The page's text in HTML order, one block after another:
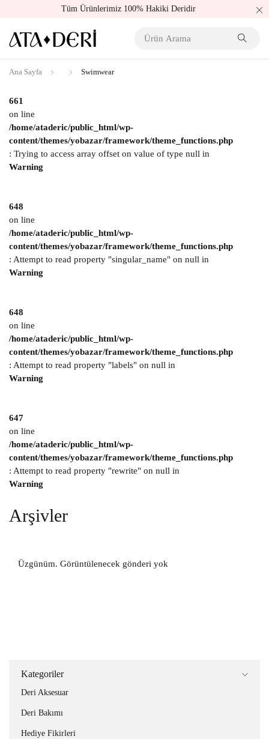
Tüm Ürünlerimiz 100% Hakiki Deridir
Arşivler
Warning
: Attempt to read property "rewrite" on null in
/home/ataderic/public_html/wp-
content/themes/yobazar/framework/theme_functions.php
on line
647
Warning
: Attempt to read property "labels" on null in
/home/ataderic/public_html/wp-
content/themes/yobazar/framework/theme_functions.php
on line
648
Warning
: Attempt to read property "singular_name" on null in
/home/ataderic/public_html/wp-
content/themes/yobazar/framework/theme_functions.php
on line
648
Warning
: Trying to access array offset on value of type null in
/home/ataderic/public_html/wp-
content/themes/yobazar/framework/theme_functions.php
on line
661
Ana Sayfa Swimwear
Üzgünüm. Görüntülenecek gönderi yok
Kategoriler
Deri Aksesuar
Deri Bakımı
Hediye Fikirleri